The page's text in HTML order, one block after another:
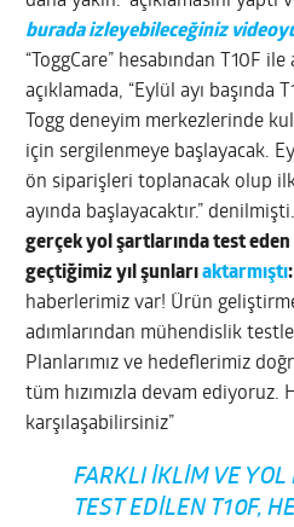
burada izleyebileceğiniz
“ToggCare” hesabından T10F
açıklamada, “Eylül ayı başında
Togg deneyim merkezlerinde
için sergilenmeye başlayacak.
ön siparişleri toplanacak olup
ayında başlayacaktır.”
gerçek yol şartlarında test
geçtiğimiz yıl şunlarıaktarmıştı:
haberlerimiz var! Ürün
adımlarından mühendislik
Planlarımız ve hedeflerimiz
tüm hızımızla devam ediyoruz.
karşılaşabilirsiniz”
FARKLI IKLIM VE
TEST EDILEN T10F,